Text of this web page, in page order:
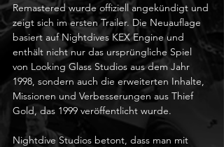
Remastered wurde offiziell angekündigt und
zeigt sich im ersten Trailer. Die Neuauflage
basiert auf Nightdives KEX Engine und
enthält nicht nur das ursprüngliche Spiel
von Looking Glass Studios aus dem Jahr
1998, sondern auch die erweiterten Inhalte,
Missionen und Verbesserungen aus Thief
Gold, das 1999 veröffentlicht wurde.
Nightdive Studios betont, dass man mit